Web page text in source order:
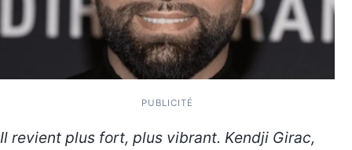
PUBLICITÉ
Il revient plus fort, plus vibrant. Kendji Girac,